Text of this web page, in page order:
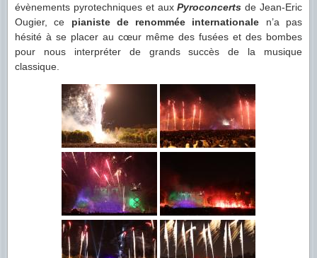
évènements pyrotechniques et auxPyroconcerts de Jean-Eric
Ougier, ce pianiste de renommée internationale n’a pas
hésité à se placer au cœur même des fusées et des bombes
pour nous interpréter de grands succès de la musique
classique.